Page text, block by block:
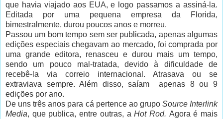
que havia viajado aos EUA, e logo passamos a assiná-la.
Editada por uma pequena empresa da Florida,
bimestralmente, durou poucos anos e morreu.
Passou um bom tempo sem ser publicada, apenas algumas
edições especiais chegavam ao mercado, foi comprada por
uma grande editora, renasceu e durou mais um tempo,
sendo um pouco mal-tratada, devido à dificuldade de
recebê-la via correio internacional. Atrasava ou se
extraviava sempre. Além disso, saíam apenas 8 ou 9
edições por ano.
De uns três anos para cá pertence ao grupo Source Interlink
Media, que publica, entre outras, aHot Rod. Agora é mais